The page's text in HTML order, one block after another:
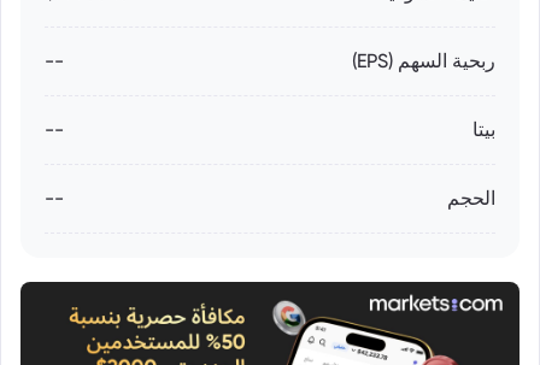
ربحية السهم (EPS) --
بيتا --
الحجم --